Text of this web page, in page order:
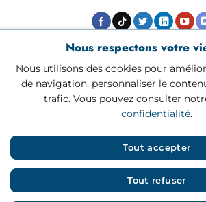
artificielle dans des systèmes
Autrement dit, le Mastère 1
comprendre et pratiquer l’IA,
Mastère 2 permet de maîtriser
industrialiser les solutions
La formation Data Science
AI2 est-elle proposée à
Nous respectons votre
Nous utilisons des cookies pour
de navigation, personnaliser le
trafic. Vous pouvez consulter
confidentialité.
Tout accepter
Tout refuser